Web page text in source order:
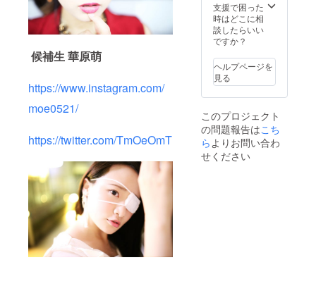
候補生華原萌
https://www.instagram.com/
moe0521/
https://twitter.com/TmOeOmT
(EMOLVA)と
しては、ベ
ンチャーか
ら、中小、
大手、地方
自治体、国
する幅広い
顧客実績を
有し、採用
支援で困った
時はどこに相
談したらいい
ですか？
ヘルプページを
見る
このプロジェクト
の問題報告はこち
らよりお問い合わ
せください